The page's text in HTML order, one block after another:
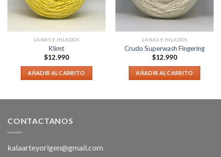
LANAS E HILADOS
Klimt
$12.990
AÑADIR AL CARRITO
LANAS E HILADOS
Crudo Superwash Fingering
$12.990
AÑADIR AL CARRITO
CONTACTANOS
kalaarteyorigen@gmail.com